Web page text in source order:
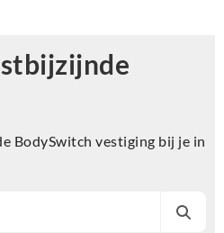
BodySwitch vestiging bij je in